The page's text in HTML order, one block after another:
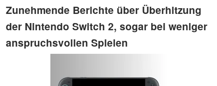
Zunehmende Berichte über Überhitzung
der Nintendo Switch 2, sogar bei weniger
anspruchsvollen Spielen